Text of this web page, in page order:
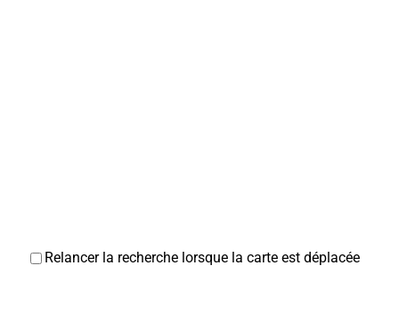
Relancer la recherche lorsque la carte est déplacée